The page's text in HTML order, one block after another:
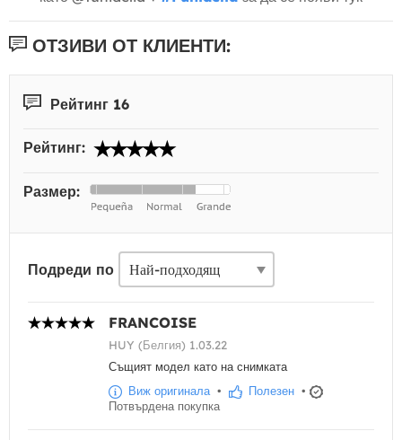
ОТЗИВИ ОТ КЛИЕНТИ:
Рейтинг 16
Рейтинг:
Размер:
Подреди по
FRANCOISE
HUY (Белгия) 1.03.22
Същият модел като на снимката
Виж оригинала• Полезен •
Потвърдена покупка